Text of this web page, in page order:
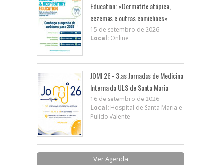
Education: «Dermatite atópica,
eczemas e outras comichões»
15 de setembro de 2026
Local: Online
JOMI 26 - 3.as Jornadas de Medicina
Interna da ULS de Santa Maria
16 de setembro de 2026
Local: Hospital de Santa Maria e
Pulido Valente
Ver Agenda